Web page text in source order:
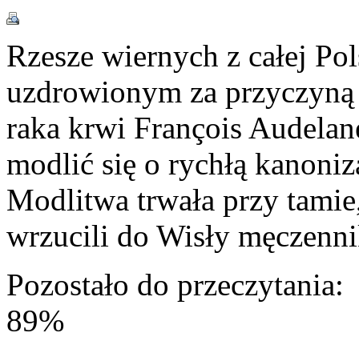
Rzesze wiernych z całej
uzdrowionym za przyczyną
raka krwi François
modlić się o rychłą
Modlitwa trwała przy
wrzucili do Wisły
Pozostało do przeczytania:
89%